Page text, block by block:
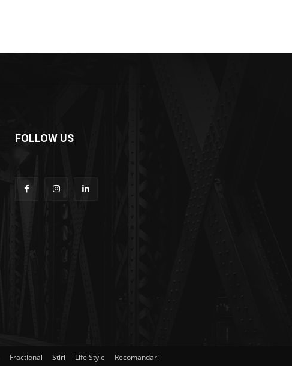
FOLLOW US
Fractional Stiri Life Style
Recomandari